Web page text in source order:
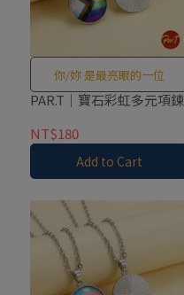
你/妳 是最亮眼的一位
PAR.T｜寶石彩虹多元項鍊
NT$180
Add to Cart